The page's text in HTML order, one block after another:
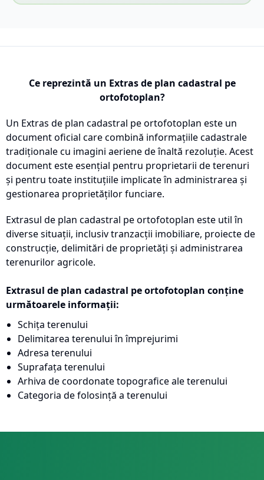
Ce reprezintă un Extras de plan cadastral pe
ortofotoplan?
Un Extras de plan cadastral pe ortofotoplan este un
document oficial care combină informațiile cadastrale
tradiționale cu imagini aeriene de înaltă rezoluție. Acest
document este esențial pentru proprietarii de terenuri
și pentru toate instituțiile implicate în administrarea și
gestionarea proprietăților funciare.
Extrasul de plan cadastral pe ortofotoplan este util în
diverse situații, inclusiv tranzacții imobiliare, proiecte de
construcție, delimitări de proprietăți și administrarea
terenurilor agricole.
Extrasul de plan cadastral pe ortofotoplan conține
următoarele informații:
Schița terenului
Delimitarea terenului în împrejurimi
Adresa terenului
Suprafața terenului
Arhiva de coordonate topografice ale terenului
Categoria de folosință a terenului